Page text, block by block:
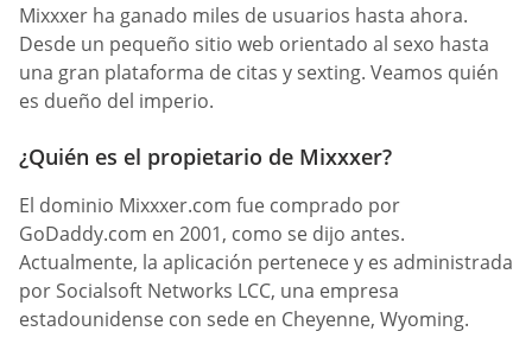
Mixxxer ha ganado miles de usuarios hasta ahora.
Desde un pequeño sitio web orientado al sexo hasta
una gran plataforma de citas y sexting. Veamos quién
es dueño del imperio.
¿Quién es el propietario de Mixxxer?
El dominio Mixxxer.com fue comprado por
GoDaddy.com en 2001, como se dijo antes.
Actualmente, la aplicación pertenece y es administrada
por Socialsoft Networks LCC, una empresa
estadounidense con sede en Cheyenne, Wyoming.